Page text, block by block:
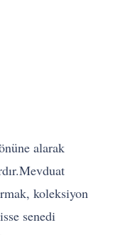
alarak
koleksiyon
senedi